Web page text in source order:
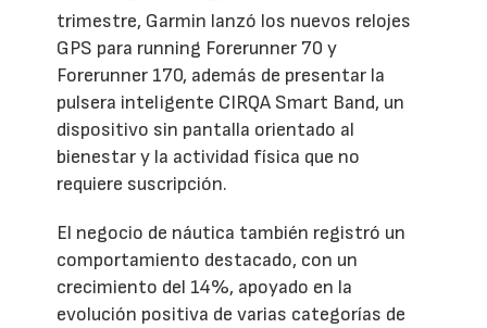
trimestre, Garmin lanzó los nuevos relojes
GPS para running Forerunner 70 y
Forerunner 170, además de presentar la
pulsera inteligente CIRQA Smart Band, un
dispositivo sin pantalla orientado al
bienestar y la actividad física que no
requiere suscripción.
El negocio de náutica también registró un
comportamiento destacado, con un
crecimiento del 14%, apoyado en la
evolución positiva de varias categorías de